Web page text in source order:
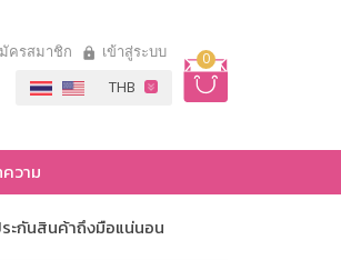
0
ครสมาชิก เข้าสู่ระบบ
วาม
ะกันสินค้าถึงมือแน่นอน